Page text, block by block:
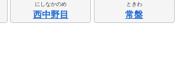
にしなかのめ
西中野目
ときわ
常盤